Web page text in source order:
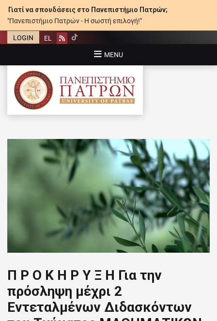
Γιατί να σπουδάσεις στο Πανεπιστήμιο Πατρών;
"Πανεπιστήμιο Πατρών - Η σωστή επιλογή!"
LOGIN EL Rss
MENU
ΠΑΝΕΠΙΣΤΉΜΙΟ ΠΑΤΡΏΝ
Π Ρ Ο Κ Η Ρ Υ Ξ Η Για την
πρόσληψη μέχρι 2
Εντεταλμένων Διδασκόντων